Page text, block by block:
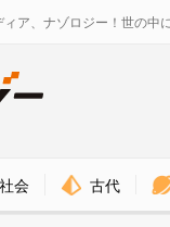
ア、ナゾロジー！世の中
社会 古代